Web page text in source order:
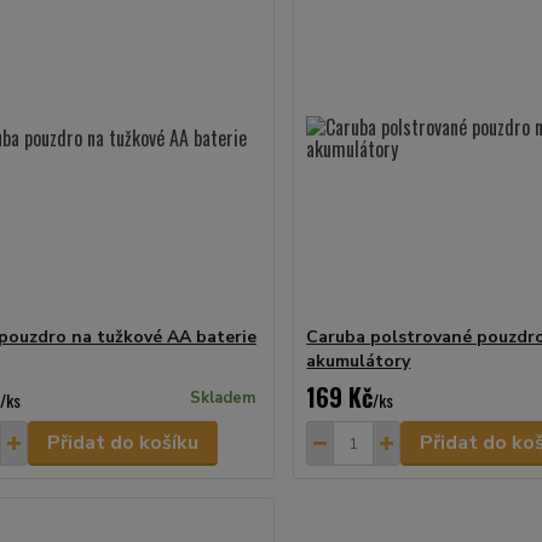
na tužkové AA baterie
/ks Skladem
Přidat do košíku
Caruba polstrované
akumulátory
169 Kč/ks
Přidat do